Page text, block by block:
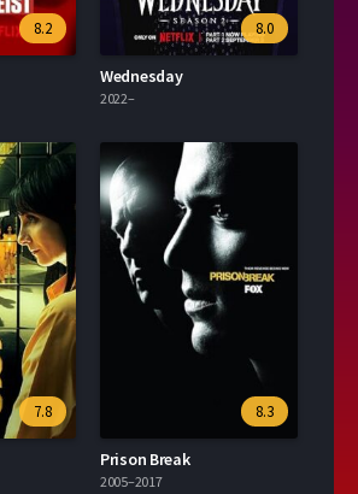
8.2 8.0
Wednesday
2022–
7.8 8.3
Prison Break
2005–2017